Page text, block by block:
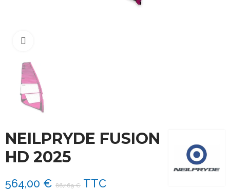
NEILPRYDE FUSION
HD 2025
564,00 € 867,69 € TTC